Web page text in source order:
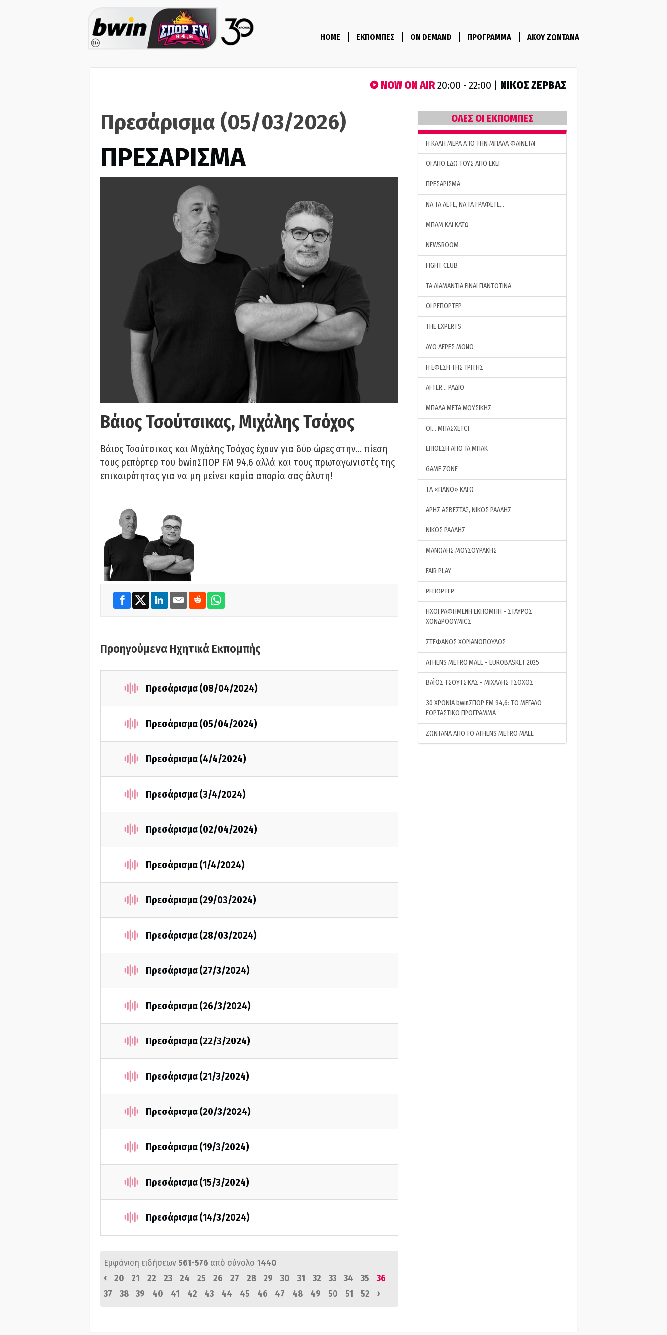
HOME ΕΚΠΟΜΠΕΣ ON DEMAND ΠΡΟΓΡΑΜΜΑ ΑΚΟΥ ΖΩΝΤΑΝΑ
NOW ON AIR20:00 - 22:00 | ΝΙΚΟΣ ΖΕΡΒΑΣ
Πρεσάρισμα (05/03/2026)
ΠΡΕΣΑΡΙΣΜΑ
Βάιος Τσούτσικας, Μιχάλης Τσόχος
Βάιος Τσούτσικας και Μιχάλης Τσόχος έχουν για δύο ώρες στην… πίεση
τους ρεπόρτερ του bwinΣΠΟΡ FM 94,6 αλλά και τους πρωταγωνιστές της
επικαιρότητας για να μη μείνει καμία απορία σας άλυτη!
Προηγούμενα Ηχητικά Εκπομπής
Πρεσάρισμα (08/04/2024)
Πρεσάρισμα (05/04/2024)
Πρεσάρισμα (4/4/2024)
Πρεσάρισμα (3/4/2024)
Πρεσάρισμα (02/04/2024)
Πρεσάρισμα (1/4/2024)
Πρεσάρισμα (29/03/2024)
Πρεσάρισμα (28/03/2024)
Πρεσάρισμα (27/3/2024)
Πρεσάρισμα (26/3/2024)
Πρεσάρισμα (22/3/2024)
Πρεσάρισμα (21/3/2024)
Πρεσάρισμα (20/3/2024)
Πρεσάρισμα (19/3/2024)
Πρεσάρισμα (15/3/2024)
Πρεσάρισμα (14/3/2024)
Εμφάνιση ειδήσεων561-576 από σύνολο 1440
‹
20 21 22 23 24 25 26 27 28 29 30 31 32 33 34 35
36
37
38 39 40 41 42 43 44 45 46 47 48 49 50 51 52 ›
ΟΛΕΣ ΟΙ ΕΚΠΟΜΠΕΣ
H ΚΑΛΗ ΜΕΡΑ ΑΠΟ ΤΗΝ ΜΠΑΛΑ ΦΑΙΝΕΤΑΙ
ΟΙ ΑΠΟ ΕΔΩ ΤΟΥΣ ΑΠΟ ΕΚΕΙ
ΠΡΕΣΑΡΙΣΜΑ
ΝΑ ΤΑ ΛΕΤΕ, ΝΑ ΤΑ ΓΡΑΦΕΤΕ…
ΜΠΑΜ ΚΑΙ ΚΑΤΩ
NEWSROOM
FIGHT CLUB
ΤΑ ΔΙΑΜΑΝΤΙΑ ΕΙΝΑΙ ΠΑΝΤΟΤΙΝΑ
ΟΙ ΡΕΠΟΡΤΕΡ
THE EXPERTS
ΔΥΟ ΛΕΡΕΣ ΜΟΝΟ
Η ΕΦΕΣΗ ΤΗΣ ΤΡΙΤΗΣ
AFTER… ΡΑΔΙΟ
ΜΠΑΛΑ ΜΕΤΑ ΜΟΥΣΙΚΗΣ
ΟΙ… ΜΠΑΣΧΕΤΟΙ
ΕΠΙΘΕΣΗ ΑΠΟ ΤΑ ΜΠΑΚ
GAME ZONE
ΤA «ΠΑΝΟ» ΚΑΤΩ
ΑΡΗΣ ΑΣΒΕΣΤΑΣ, ΝΙΚΟΣ ΡΑΛΛΗΣ
ΝΙΚΟΣ ΡΑΛΛΗΣ
ΜΑΝΩΛΗΣ ΜΟΥΣΟΥΡΑΚΗΣ
FAIR PLAY
ΡΕΠΟΡΤΕΡ
ΗΧΟΓΡΑΦΗΜΕΝΗ ΕΚΠΟΜΠΗ - ΣΤΑΥΡΟΣ
ΧΟΝΔΡΟΘΥΜΙΟΣ
ΣΤΕΦΑΝΟΣ ΧΩΡΙΑΝΟΠΟΥΛΟΣ
ATHENS METRO MALL - EUROBASKET 2025
ΒΑΪΟΣ ΤΣΟΥΤΣΙΚΑΣ - ΜΙΧΑΛΗΣ ΤΣΟΧΟΣ
30 ΧΡΟΝΙΑ bwinΣΠΟΡ FM 94,6: ΤΟ ΜΕΓΑΛΟ
ΕΟΡΤΑΣΤΙΚΟ ΠΡΟΓΡΑΜΜΑ
ΖΩΝΤΑΝΑ ΑΠΟ ΤΟ ATHENS METRO MALL